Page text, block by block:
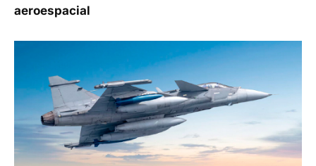
aeroespacial